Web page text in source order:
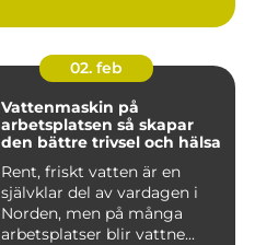
02. feb
Vattenmaskin på
arbetsplatsen så skapar
den bättre trivsel och hälsa
Rent, friskt vatten är en
självklar del av vardagen i
Norden, men på många
arbetsplatser blir vattne...